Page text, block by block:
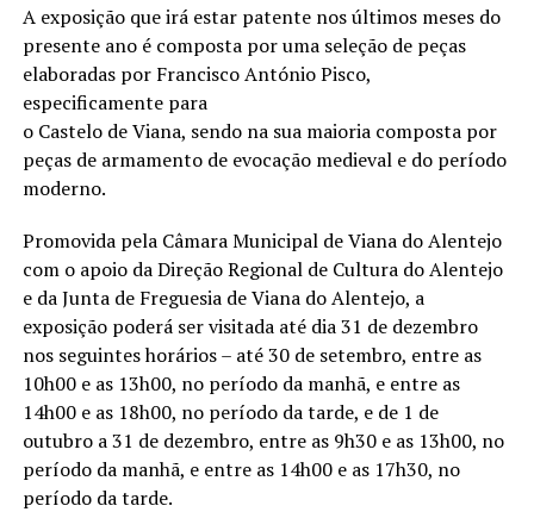
A exposição que irá estar patente nos últimos meses do
presente ano é composta por uma seleção de peças
elaboradas por Francisco António Pisco,
especificamente para
o Castelo de Viana, sendo na sua maioria composta por
peças de armamento de evocação medieval e do período
moderno.
Promovida pela Câmara Municipal de Viana do Alentejo
com o apoio da Direção Regional de Cultura do Alentejo
e da Junta de Freguesia de Viana do Alentejo, a
exposição poderá ser visitada até dia 31 de dezembro
nos seguintes horários – até 30 de setembro, entre as
10h00 e as 13h00, no período da manhã, e entre as
14h00 e as 18h00, no período da tarde, e de 1 de
outubro a 31 de dezembro, entre as 9h30 e as 13h00, no
período da manhã, e entre as 14h00 e as 17h30, no
período da tarde.